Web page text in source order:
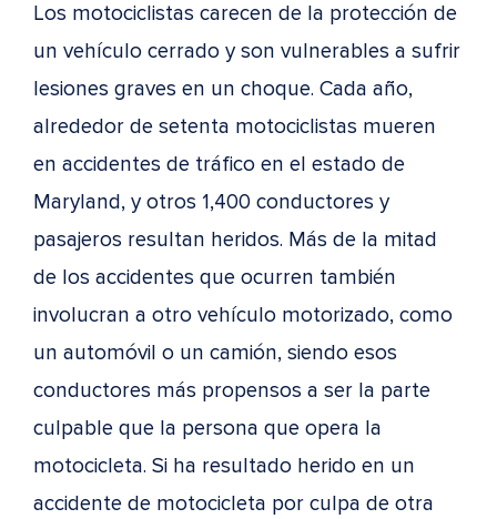
Los motociclistas carecen de la protección de
un vehículo cerrado y son vulnerables a sufrir
lesiones graves en un choque. Cada año,
alrededor de setenta motociclistas mueren
en accidentes de tráfico en el estado de
Maryland, y otros 1,400 conductores y
pasajeros resultan heridos. Más de la mitad
de los accidentes que ocurren también
involucran a otro vehículo motorizado, como
un automóvil o un camión, siendo esos
conductores más propensos a ser la parte
culpable que la persona que opera la
motocicleta. Si ha resultado herido en un
accidente de motocicleta por culpa de otra